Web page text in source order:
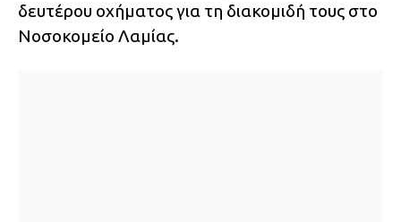
δευτέρου οχήματος για τη διακομιδή τους στο
Νοσοκομείο Λαμίας.